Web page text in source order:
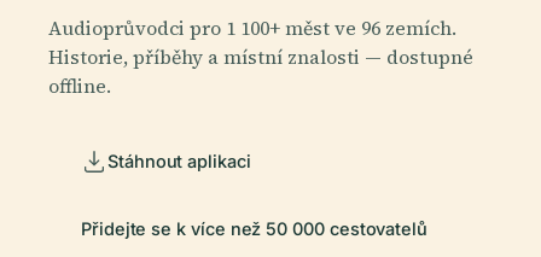
Audioprůvodci pro 1 100+ měst ve 96 zemích.
Historie, příběhy a místní znalosti — dostupné
offline.
Stáhnout aplikaci
Přidejte se k více než 50 000 cestovatelů